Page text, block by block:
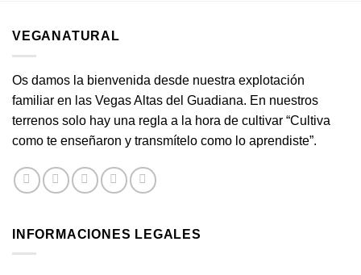
VEGANATURAL
Os damos la bienvenida desde nuestra explotación
familiar en las Vegas Altas del Guadiana. En nuestros
terrenos solo hay una regla a la hora de cultivar “Cultiva
como te enseñaron y transmítelo como lo aprendiste”.
INFORMACIONES LEGALES